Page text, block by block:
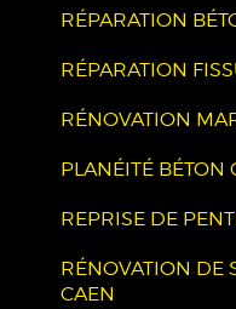
RÉPARATION
RÉPARATION
RÉNOVATION
PLANÉITÉ BÉTON
REPRISE DE
RÉNOVATION DE
CAEN